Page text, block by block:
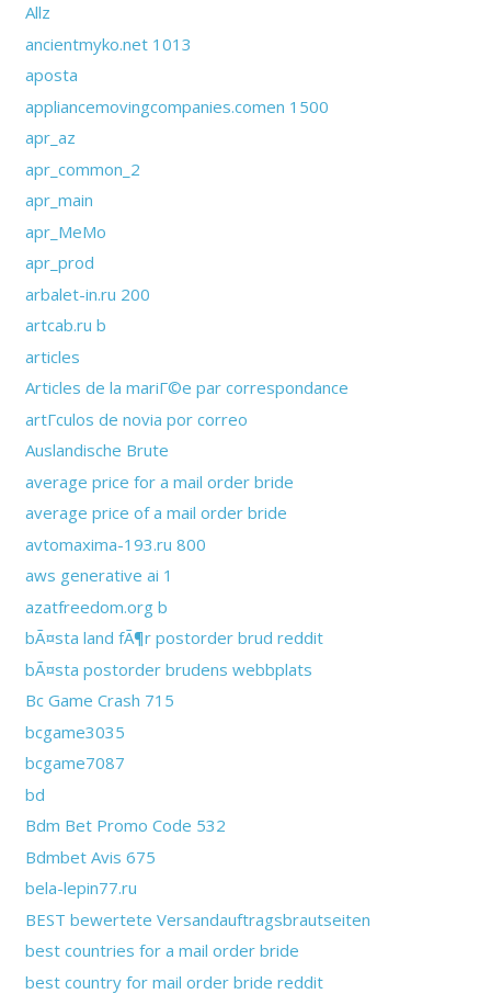
Allz
ancientmyko.net 1013
aposta
appliancemovingcompanies.comen 1500
apr_az
apr_common_2
apr_main
apr_MeMo
apr_prod
arbalet-in.ru 200
artcab.ru b
articles
Articles de la mariГ©e par correspondance
artГ­culos de novia por correo
Auslandische Brute
average price for a mail order bride
average price of a mail order bride
avtomaxima-193.ru 800
aws generative ai 1
azatfreedom.org b
bÃ¤sta land fÃ¶r postorder brud reddit
bÃ¤sta postorder brudens webbplats
Bc Game Crash 715
bcgame3035
bcgame7087
bd
Bdm Bet Promo Code 532
Bdmbet Avis 675
bela-lepin77.ru
BEST bewertete Versandauftragsbrautseiten
best countries for a mail order bride
best country for mail order bride reddit